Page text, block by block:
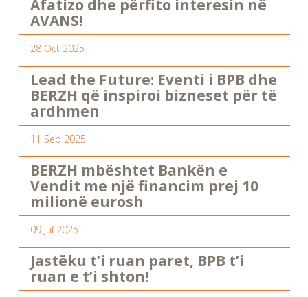
Afatizo dhe përfito interesin në
AVANS!
28 Oct 2025
Lead the Future: Eventi i BPB dhe
BERZH që inspiroi bizneset për të
ardhmen
11 Sep 2025
BERZH mbështet Bankën e
Vendit me një financim prej 10
milionë eurosh
09 Jul 2025
Jastëku t’i ruan paret, BPB t’i
ruan e t’i shton!